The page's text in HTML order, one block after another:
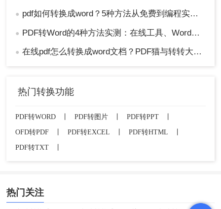
● pdf如何转换成word？5种方法从免费到编程实测对比！
● PDF转Word的4种方法实测：在线工具、Word、Adobe与开源软件对比！！
● 在线pdf怎么转换成word文档？PDF猫与转转大师2种在线工具使用指南与功能对比！
热门转换功能
PDF转WORD PDF转图片 PDF转PPT
OFD转PDF
PDF转EXCEL PDF转HTML
PDF转TXT
热门关注